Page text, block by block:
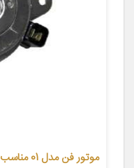
موتور فن مدل 01 مناسب برای پژو 405